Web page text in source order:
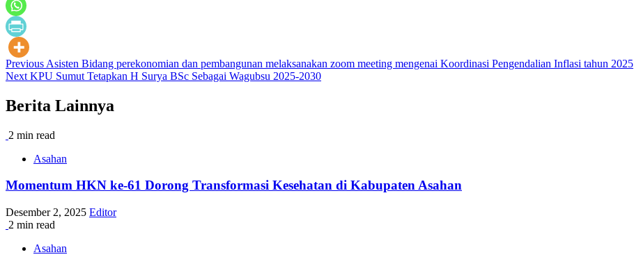
Post
navigation
Previous Asisten Bidang perekonomian dan pembangunan melaksanakan zoom meeting mengenai Koordinasi Pengendalian Inflasi tahun 2025
Next KPU Sumut Tetapkan H Surya BSc Sebagai Wagubsu 2025-2030
Berita Lainnya
2 min read
Asahan
Momentum HKN ke-61 Dorong Transformasi Kesehatan di Kabupaten Asahan
Desember 2, 2025 Editor
2 min read
Asahan